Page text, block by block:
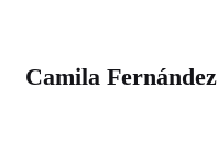
Camila Fernández